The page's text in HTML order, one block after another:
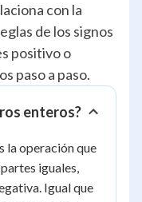
con la
de los signos
positivo o
paso a paso.
enteros?
la operación que
iguales,
Igual que